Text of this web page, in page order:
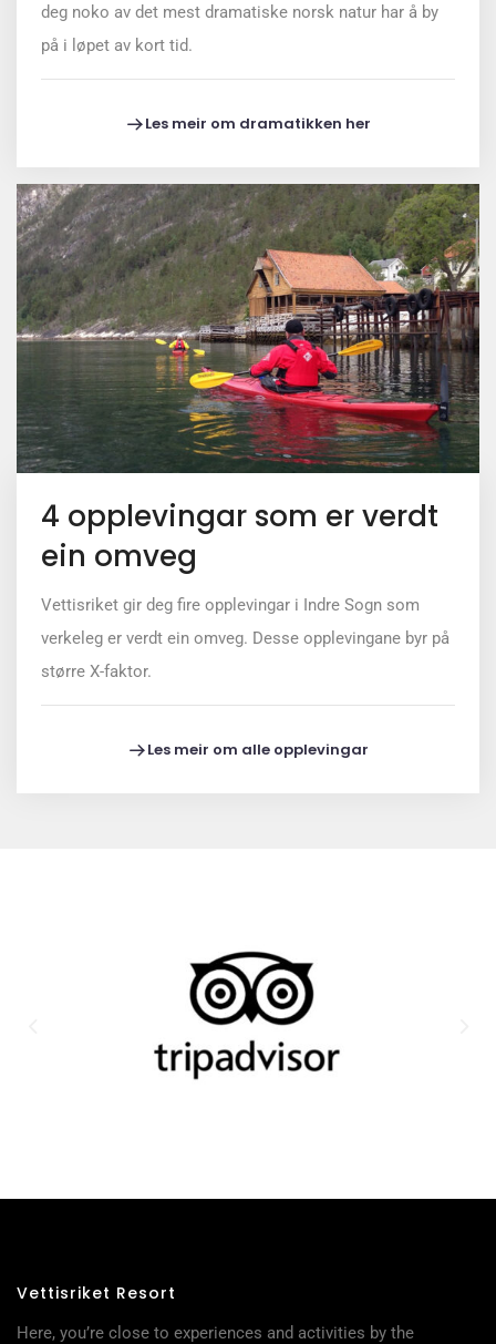
deg noko av det mest dramatiske norsk natur har å by
på i løpet av kort tid.
Les meir om dramatikken her
4 opplevingar som er verdt
ein omveg
Vettisriket gir deg fire opplevingar i Indre Sogn som
verkeleg er verdt ein omveg. Desse opplevingane byr på
større X-faktor.
Les meir om alle opplevingar
Vettisriket Resort
Here, you’re close to experiences and activities by the